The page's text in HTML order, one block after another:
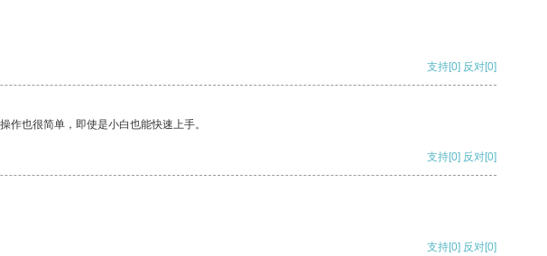
支持[0] 反对[0]
也很简单，即使是小白也能快速上手。
支持[0] 反对[0]
支持[0] 反对[0]